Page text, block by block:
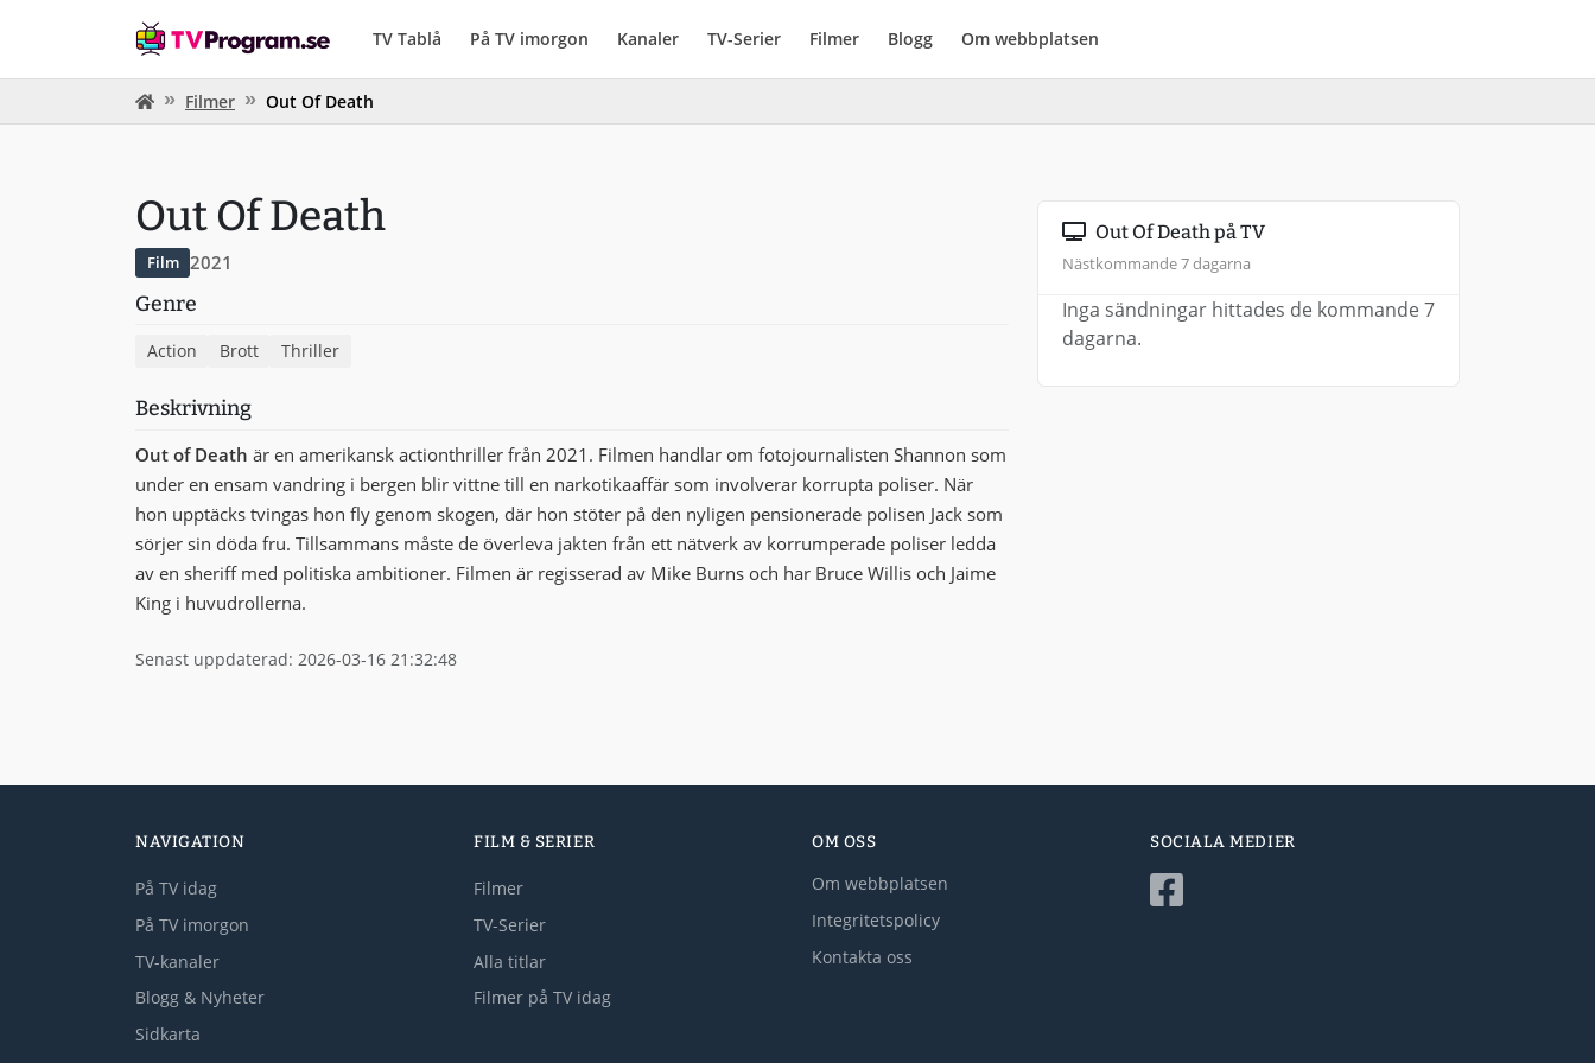
TV Tablå På TV imorgon Kanaler TV-Serier Filmer Blogg Om webbplatsen
Filmer Out Of Death
Out Of Death
Film 2021
Genre
Action Brott Thriller
Beskrivning
Out of Death är en amerikansk actionthriller från 2021. Filmen handlar om fotojournalisten Shannon som
under en ensam vandring i bergen blir vittne till en narkotikaaffär som involverar korrupta poliser. När
hon upptäcks tvingas hon fly genom skogen, där hon stöter på den nyligen pensionerade polisen Jack som
sörjer sin döda fru. Tillsammans måste de överleva jakten från ett nätverk av korrumperade poliser ledda
av en sheriff med politiska ambitioner. Filmen är regisserad av Mike Burns och har Bruce Willis och Jaime
King i huvudrollerna.
Senast uppdaterad: 2026-03-16 21:32:48
Out Of Death på TV
Nästkommande 7 dagarna
Inga sändningar hittades de kommande 7
dagarna.
NAVIGATION
På TV idag
På TV imorgon
TV-kanaler
Blogg & Nyheter
Sidkarta
FILM & SERIER
Filmer
TV-Serier
Alla titlar
Filmer på TV idag
OM OSS
Om webbplatsen
Integritetspolicy
Kontakta oss
SOCIALA MEDIER